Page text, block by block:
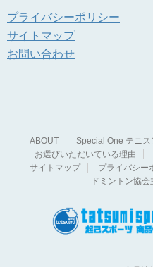
プライバシーポリシー
サイトマップ
お問い合わせ
ABOUT
Special One テニス
お選びいただいている理由
サイトマップ
プライバシー
ドミントン協